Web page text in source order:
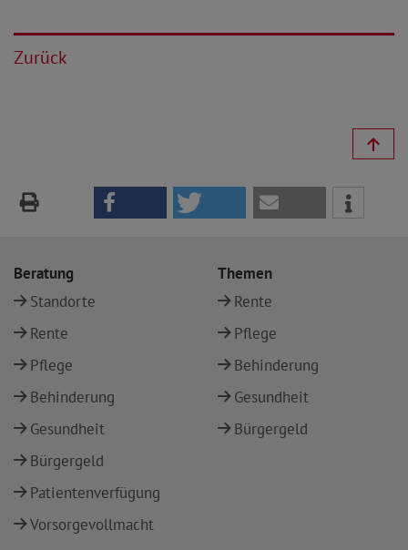
Zurück
Beratung
Standorte
Rente
Pflege
Behinderung
Gesundheit
Bürgergeld
Patientenverfügung
Vorsorgevollmacht
Themen
Rente
Pflege
Behinderung
Gesundheit
Bürgergeld